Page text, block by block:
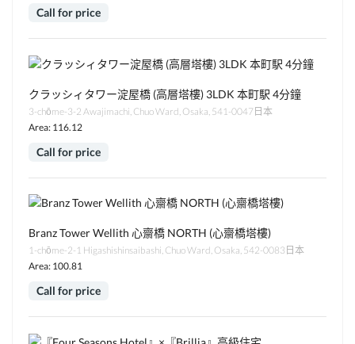
Call for price
クラッシィタワー淀屋橋 (高層塔樓) 3LDK 本町駅 4分鐘
3-chōme-3-2 Awajimachi, Chuo Ward, Osaka, 541-0047日本
Area: 116.12
Call for price
Branz Tower Wellith 心齋橋 NORTH (心齋橋塔樓)
1-chōme-2-1 Higashishinsaibashi, Chuo Ward, Osaka, 542-0083日本
Area: 100.81
Call for price